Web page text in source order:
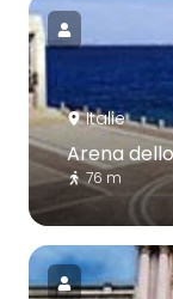
Italie
Arena
76 m